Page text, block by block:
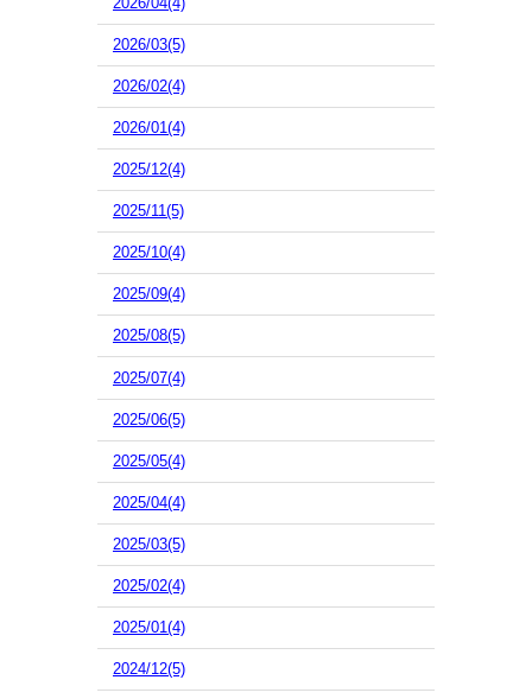
2026/03(5)
2026/02(4)
2026/01(4)
2025/12(4)
2025/11(5)
2025/10(4)
2025/09(4)
2025/08(5)
2025/07(4)
2025/06(5)
2025/05(4)
2025/04(4)
2025/03(5)
2025/02(4)
2025/01(4)
2024/12(5)